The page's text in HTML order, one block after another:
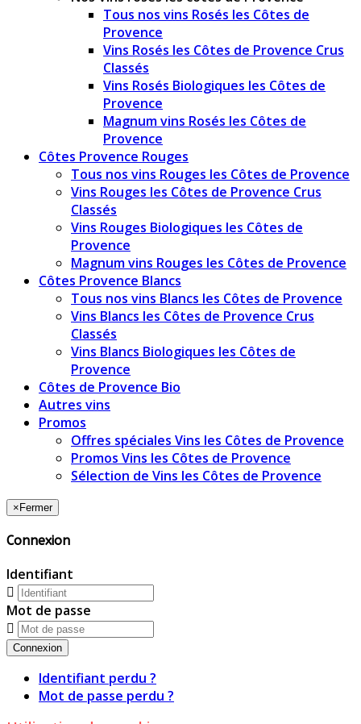
Tous nos vins Rosés les Côtes de
Provence
Vins Rosés les Côtes de Provence Crus
Classés
Vins Rosés Biologiques les Côtes de
Provence
Magnum vins Rosés les Côtes de
Provence
Côtes Provence Rouges
Tous nos vins Rouges les Côtes de Provence
Vins Rouges les Côtes de Provence Crus
Classés
Vins Rouges Biologiques les Côtes de
Provence
Magnum vins Rouges les Côtes de Provence
Côtes Provence Blancs
Tous nos vins Blancs les Côtes de Provence
Vins Blancs les Côtes de Provence Crus
Classés
Vins Blancs Biologiques les Côtes de
Provence
Côtes de Provence Bio
Autres vins
Promos
Offres spéciales Vins les Côtes de Provence
Promos Vins les Côtes de Provence
Sélection de Vins les Côtes de Provence
× Fermer
Connexion
Identifiant
Mot de passe
Connexion
Identifiant perdu ?
Mot de passe perdu ?